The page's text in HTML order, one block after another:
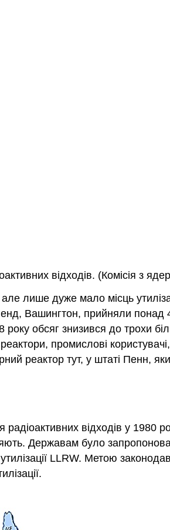
відходів. (Комісія з
лише дуже мало місць
Вашингтон, прийняли понад
обсяг знизився до трохи
промислові користувачі,
реактор тут, у штаті Пенн,
відходів у
Державам було
LLRW. Метою